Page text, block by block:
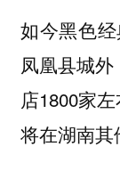
如今黑色
凤凰县城
店1800家
将在湖南其